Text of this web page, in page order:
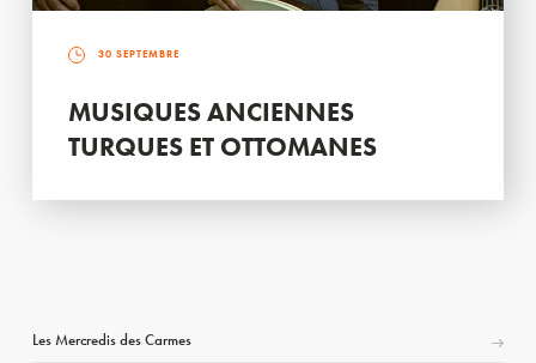
30 SEPTEMBRE
MUSIQUES ANCIENNES
TURQUES ET OTTOMANES
Les Mercredis des Carmes